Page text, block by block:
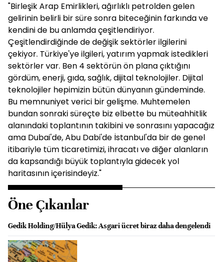
"Birleşik Arap Emirlikleri, ağırlıklı petrolden gelen
gelirinin belirli bir süre sonra biteceğinin farkında ve
kendini de bu anlamda çeşitlendiriyor.
Çeşitlendirdiğinde de değişik sektörler ilgilerini
çekiyor. Türkiye'ye ilgileri, yatırım yapmak istedikleri
sektörler var. Ben 4 sektörün ön plana çıktığını
gördüm, enerji, gıda, sağlık, dijital teknolojiler. Dijital
teknolojiler hepimizin bütün dünyanın gündeminde.
Bu memnuniyet verici bir gelişme. Muhtemelen
bundan sonraki süreçte biz elbette bu müteahhitlik
alanındaki toplantının takibini ve sonrasını yapacağız
ama Dubai'de, Abu Dabi'de İstanbul'da bir de genel
itibariyle tüm ticaretimizi, ihracatı ve diğer alanların
da kapsandığı büyük toplantıyla gidecek yol
haritasının içerisindeyiz."
Öne Çıkanlar
Gedik Holding/Hülya Gedik: Asgari ücret biraz daha dengelendi